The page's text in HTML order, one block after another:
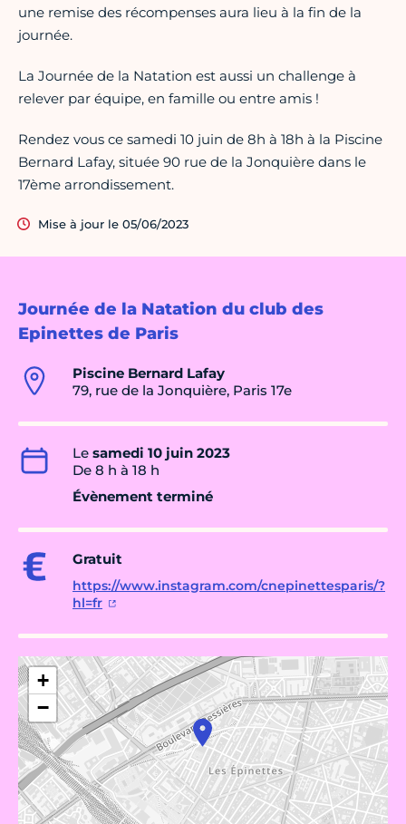
Journée de la Natation du club des
Epinettes de Paris
Piscine Bernard Lafay
79, rue de la Jonquière, Paris 17e
Le samedi 10 juin 2023
De 8 h à 18 h
Évènement terminé
Gratuit
https://www.instagram.com/cnepinettesparis/?
hl=fr
+
−
une remise des récompenses aura lieu à la fin de la
journée.
La Journée de la Natation est aussi un challenge à
relever par équipe, en famille ou entre amis !
Rendez vous ce samedi 10 juin de 8h à 18h à la Piscine
Bernard Lafay, située 90 rue de la Jonquière dans le
17ème arrondissement.
Mise à jour le 05/06/2023